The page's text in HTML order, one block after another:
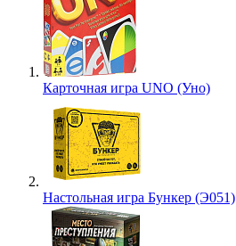
Карточная игра UNO (Уно)
Настольная игра Бункер (Э051)